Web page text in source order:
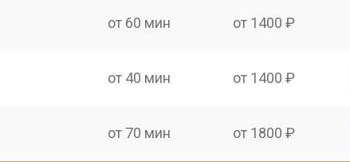
от 60 мин от 1400 ₽
от 40 мин от 1400 ₽
от 70 мин от 1800 ₽